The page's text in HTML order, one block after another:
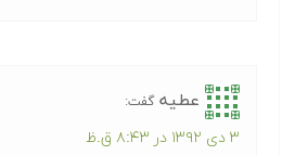
عطیه گفت:
۳ دی ۱۳۹۲ در ۸:۴۳ ق.ظ